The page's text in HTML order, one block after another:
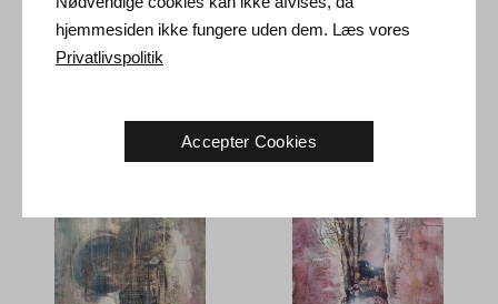
Karin Hoogesteger. Outer #2,
2016.27 x 35 cm
Karin Hoogesteger. Outer #6,
hjemmesiden ikke fungere uden dem. Læs vores
Privatlivspolitik
Accepter Cookies